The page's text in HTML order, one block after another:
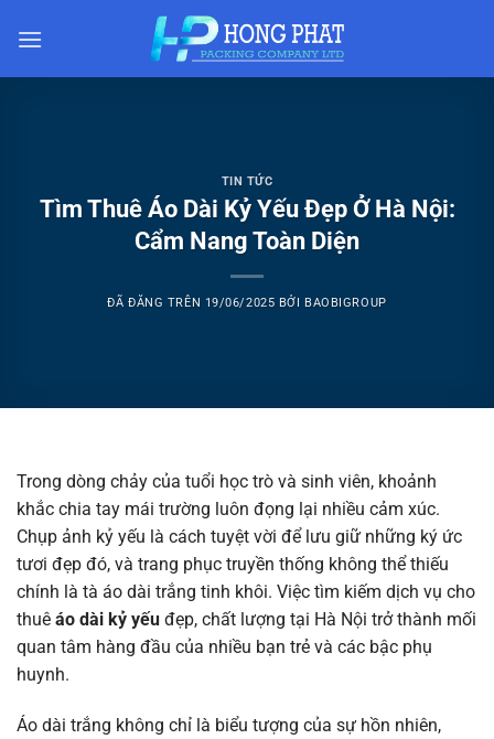
đến
TIN TỨC
Tìm Thuê Áo Dài Kỷ Yếu Đẹp Ở Hà Nội:
Cẩm Nang Toàn Diện
ĐÃ ĐĂNG TRÊN 19/06/2025 BỞI BAOBIGROUP
Trong dòng chảy của tuổi học trò và sinh viên, khoảnh
khắc chia tay mái trường luôn đọng lại nhiều cảm xúc.
Chụp ảnh kỷ yếu là cách tuyệt vời để lưu giữ những ký ức
tươi đẹp đó, và trang phục truyền thống không thể thiếu
chính là tà áo dài trắng tinh khôi. Việc tìm kiếm dịch vụ cho
thuê áo dài kỷ yếu đẹp, chất lượng tại Hà Nội trở thành mối
quan tâm hàng đầu của nhiều bạn trẻ và các bậc phụ
huynh.
Áo dài trắng không chỉ là biểu tượng của sự hồn nhiên,